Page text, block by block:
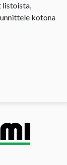
listoista,
kotona